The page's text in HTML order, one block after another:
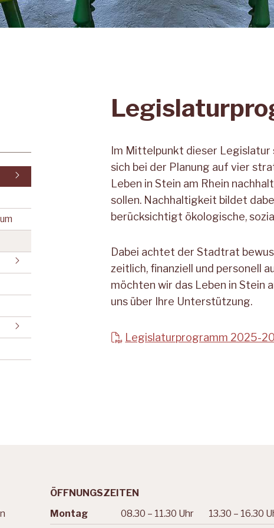
Im Mittelpunkt dieser
sich bei der Planung auf vier
Leben in Stein am Rhein
sollen. Nachhaltigkeit bildet
berücksichtigt ökologische,
Dabei achtet der Stadtrat
zeitlich, finanziell und personell
möchten wir das Leben in Stein
uns über Ihre Unterstützung.
Legislaturprogramm 2025-
ÖFFNUNGSZEITEN
Wochentag Vormittag Nachmittag
Montag 08.30 – 11.30 Uhr 13.30 – 16.30